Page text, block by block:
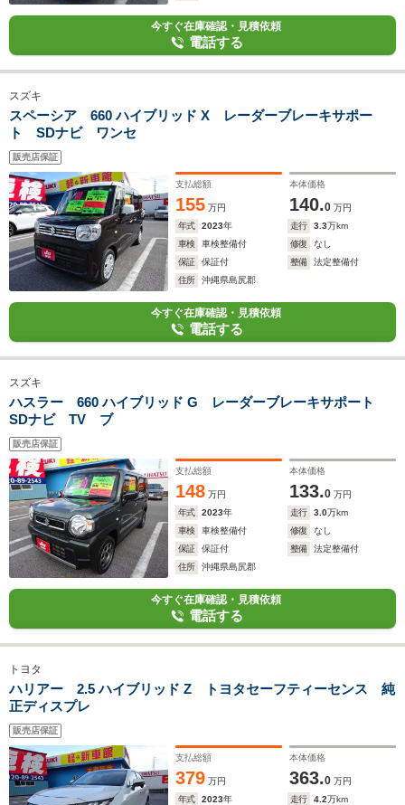
今すぐ在庫確認・見積依頼
電話する
スズキ
スペーシア 660 ハイブリッド X レーダーブレーキサポー
ト SDナビ ワンセ
販売店保証
支払総額
155 万円
本体価格
140.0 万円
年式
2023年 走行 3.3万km
車検
車検整備付 修復
なし
保証
保証付 整備
法定整備付
住所
沖縄県島尻郡
今すぐ在庫確認・見積依頼
電話する
スズキ
ハスラー 660 ハイブリッド G レーダーブレーキサポート
SDナビ TV ブ
販売店保証
支払総額
148 万円
本体価格
133.0 万円
年式
2023年 走行 3.0万km
車検
車検整備付 修復
なし
保証
保証付 整備
法定整備付
住所
沖縄県島尻郡
今すぐ在庫確認・見積依頼
電話する
トヨタ
ハリアー 2.5 ハイブリッド Z トヨタセーフティーセンス 純
正ディスプレ
販売店保証
支払総額
379 万円
本体価格
363.0 万円
年式
2023年 走行 4.2万km